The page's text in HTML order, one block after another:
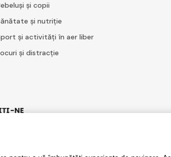
și copii
și nutriție
și activități în aer liber
și distracție
NE